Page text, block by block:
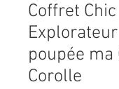
Coffret Chic
poupée ma
Corolle